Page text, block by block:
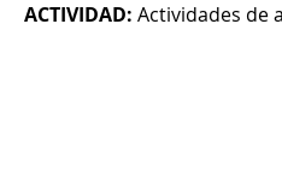
ACTIVIDAD: Actividades de